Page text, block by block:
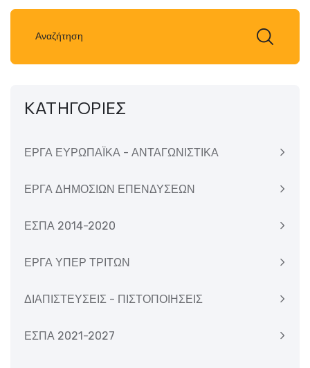
ΚΑΤΗΓΟΡΙΕΣ
ΕΡΓΑ ΕΥΡΩΠΑΪΚΑ - ΑΝΤΑΓΩΝΙΣΤΙΚΑ
ΕΡΓΑ ΔΗΜΟΣΙΩΝ ΕΠΕΝΔΥΣΕΩΝ
ΕΣΠΑ 2014-2020
ΕΡΓΑ ΥΠΕΡ ΤΡΙΤΩΝ
ΔΙΑΠΙΣΤΕΥΣΕΙΣ - ΠΙΣΤΟΠΟΙΗΣΕΙΣ
ΕΣΠΑ 2021-2027